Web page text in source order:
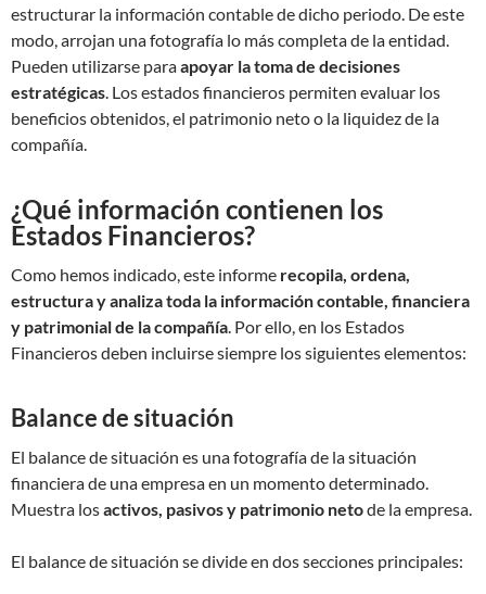
estructurar la información contable de dicho periodo. De este
modo, arrojan una fotografía lo más completa de la entidad.
Pueden utilizarse paraapoyar la toma de decisiones
estratégicas. Los estados financieros permiten evaluar los
beneficios obtenidos, el patrimonio neto o la liquidez de la
compañía.
¿Qué información contienen los
Estados Financieros?
Como hemos indicado, este informe recopila, ordena,
estructura y analiza toda la información contable, financiera
y patrimonial de la compañía. Por ello, en los Estados
Financieros deben incluirse siempre los siguientes elementos:
Balance de situación
El balance de situación es una fotografía de la situación
financiera de una empresa en un momento determinado.
Muestra losactivos, pasivos y patrimonio netode la empresa.
El balance de situación se divide en dos secciones principales: